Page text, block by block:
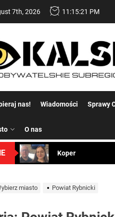
7th, 2026 11:15:23 PM
nas! Wiadomości Sprawy
O nas
Koper – część 2.
Uwaga Dębieńsko
miasto Powiat Rybnicki